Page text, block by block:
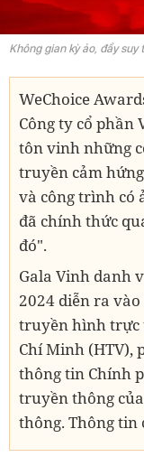
Không gian kỳ ảo, đầy
WeChoice
Công ty cổ phần
tôn vinh những
truyền cảm
và công trình có
đã chính thức
đó".
Gala Vinh danh
2024 diễn ra
truyền hình trực
Chí Minh (HTV),
thông tin Chính
truyền thông
thông. Thông